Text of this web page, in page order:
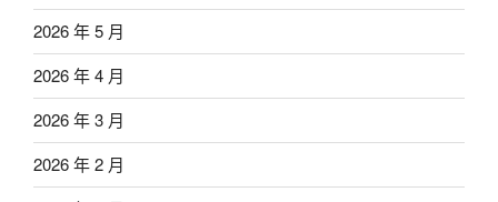
2026 年 5 月
2026 年 4 月
2026 年 3 月
2026 年 2 月